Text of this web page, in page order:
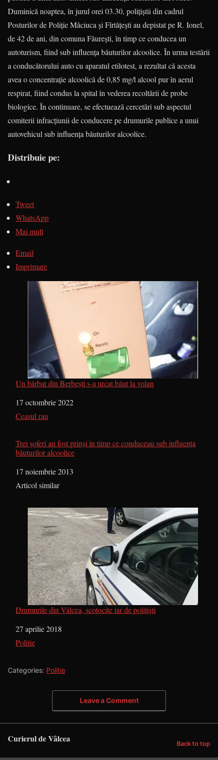
Duminică noaptea, în jurul orei 03.30, poliţiştii din cadrul
Posturilor de Poliţie Măciuca şi Fîrtăţeşti au depistat pe R. Ionel,
de 42 de ani, din comuna Făureşti, în timp ce conducea un
autoturism, fiind sub influenţa băuturilor alcoolice. În urma testării
a conducătorului auto cu aparatul etilotest, a rezultat că acesta
avea o concentraţie alcoolică de 0,85 mg/l alcool pur în aerul
respirat, fiind condus la spital în vederea recoltării de probe
biologice. În continuare, se efectuează cercetări sub aspectul
comiterii infracţiunii de conducere pe drumurile publice a unui
autovehicul sub influenţa băuturilor alcoolice.
Distribuie pe:
Tweet
WhatsApp
Mai mult
Email
Imprimare
Un bărbat din Berbești s-a urcat băut la volan
Dată
17 octombrie 2022
În legătură cu
Ceasul rau
Trei şoferi au fost prinşi în timp ce conduceau sub influenţa
băuturilor alcoolice
Dată
17 noiembrie 2013
În legătură cu
Articol similar
Drumurile din Vâlcea, scotocite iar de polițiști
Dată
27 aprilie 2018
În legătură cu
Politie
Categories: Politie
Leave a Comment
Curierul de Vâlcea Back to top